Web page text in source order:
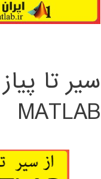
سیر تا
MATLAB